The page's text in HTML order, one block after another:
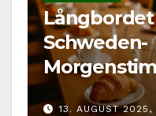
Schweden-
Fürth
13. AUGUST 2025,